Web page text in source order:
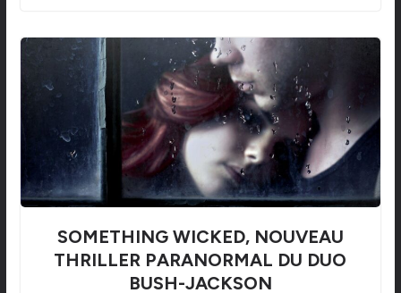
SOMETHING WICKED, NOUVEAU
THRILLER PARANORMAL DU DUO
BUSH-JACKSON